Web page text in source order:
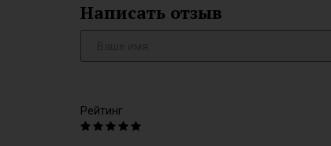
Написать отзыв
Рейтинг